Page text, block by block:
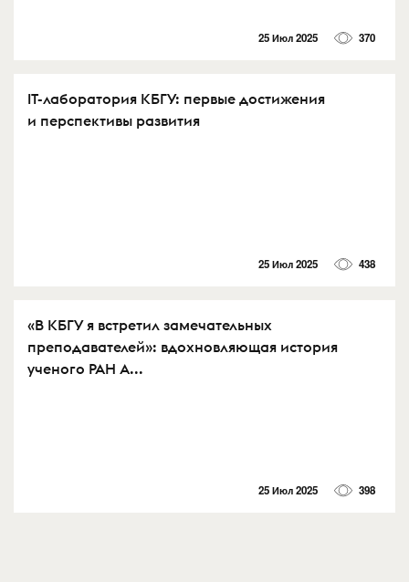
25 Июл 2025 370
IT-лаборатория КБГУ: первые достижения
и перспективы развития
25 Июл 2025 438
«В КБГУ я встретил замечательных
преподавателей»: вдохновляющая история
ученого РАН А...
25 Июл 2025 398